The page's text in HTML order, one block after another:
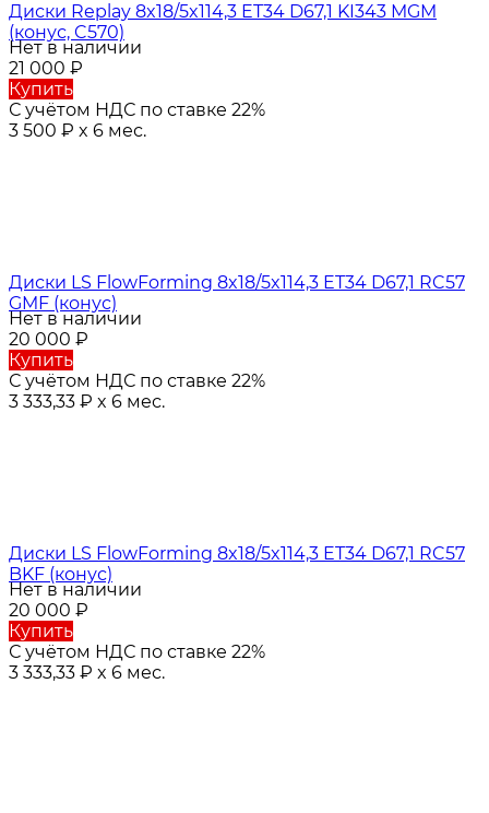
Диски Replay 8x18/5x114,3 ET34 D67,1 KI343 MGM
(конус, C570)
Нет в наличии
21 000 ₽
Купить
С учётом НДС по ставке 22%
3 500 ₽ x 6 мес.
Диски LS FlowForming 8x18/5x114,3 ET34 D67,1 RC57
GMF (конус)
Нет в наличии
20 000 ₽
Купить
С учётом НДС по ставке 22%
3 333,33 ₽ x 6 мес.
Диски LS FlowForming 8x18/5x114,3 ET34 D67,1 RC57
BKF (конус)
Нет в наличии
20 000 ₽
Купить
С учётом НДС по ставке 22%
3 333,33 ₽ x 6 мес.